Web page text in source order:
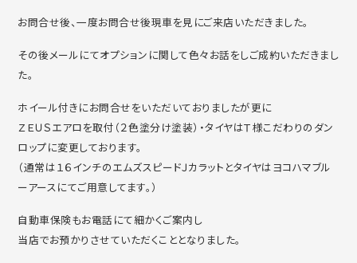
お問合せ後、一度お問合せ後現車を見にご来店いただきました。
その後メールにてオプションに関して色々お話をしご成約いただきまし
た。
ホイール付きにお問合せをいただいておりましたが更に
ＺＥＵＳエアロを取付（２色塗分け塗装）・タイヤはＴ様こだわりのダン
ロップに変更しております。
（通常は１６インチのエムズスピードＪカラットとタイヤはヨコハマブル
ーアースにてご用意してます。）
自動車保険もお電話にて細かくご案内し
当店でお預かりさせていただくこととなりました。